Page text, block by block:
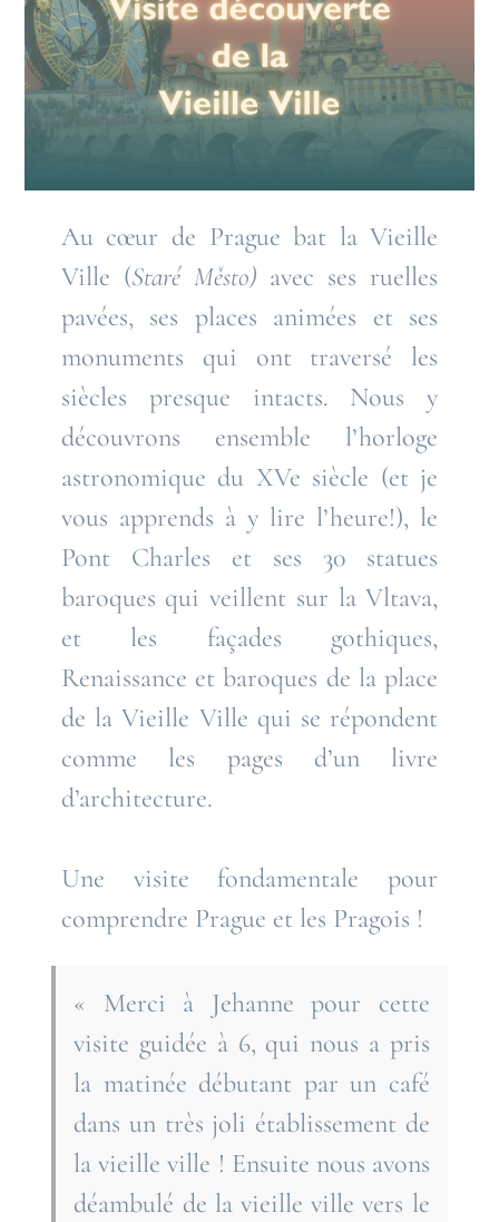
Au cœur de Prague bat la Vieille
Ville (Staré Město) avec ses ruelles
pavées, ses places animées et ses
monuments qui ont traversé les
siècles presque intacts. Nous y
découvrons ensemble l’horloge
astronomique du XVe siècle (et je
vous apprends à y lire l’heure!), le
Pont Charles et ses 30 statues
baroques qui veillent sur la Vltava,
et les façades gothiques,
Renaissance et baroques de la place
de la Vieille Ville qui se répondent
comme les pages d’un livre
d’architecture.
Une visite fondamentale pour
comprendre Prague et les Pragois !
« Merci à Jehanne pour cette
visite guidée à 6, qui nous a pris
la matinée débutant par un café
dans un très joli établissement de
la vieille ville ! Ensuite nous avons
déambulé de la vieille ville vers le